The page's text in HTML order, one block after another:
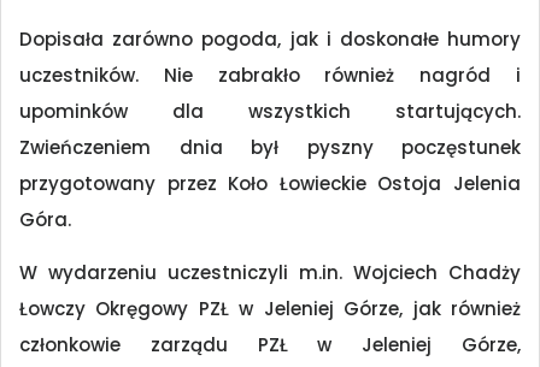
Dopisała zarówno pogoda, jak i doskonałe humory
uczestników. Nie zabrakło również nagród i
upominków dla wszystkich startujących.
Zwieńczeniem dnia był pyszny poczęstunek
przygotowany przez Koło Łowieckie Ostoja Jelenia
Góra.
W wydarzeniu uczestniczyli m.in. Wojciech Chadży
Łowczy Okręgowy PZŁ w Jeleniej Górze, jak również
członkowie zarządu PZŁ w Jeleniej Górze,